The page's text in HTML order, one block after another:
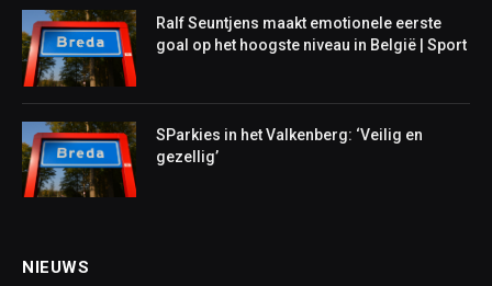
Ralf Seuntjens maakt emotionele eerste
goal op het hoogste niveau in België | Sport
SParkies in het Valkenberg: ‘Veilig en
gezellig’
NIEUWS